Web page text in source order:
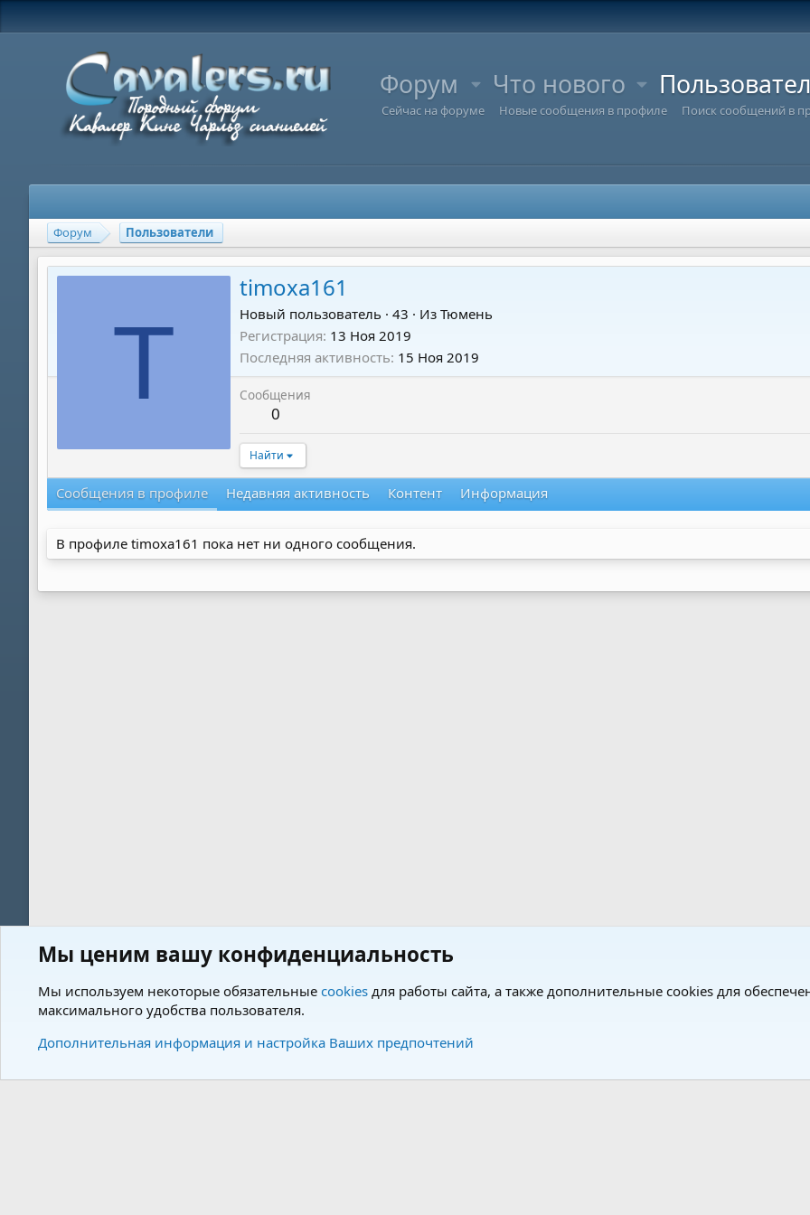
Форум Что нового
Сейчас на форуме Новые сообщения в профиле Поиск сообщений в
Форум Пользователи
T
timoxa161
Новый пользователь · 43 · Из Тюмень
Регистрация 13 Ноя 2019
Последняя активность 15 Ноя 2019
Сообщения
0
Найти
Сообщения в профиле Недавняя активность Контент Информация
В профиле timoxa161 пока нет ни одного сообщения.
Мы ценим вашу конфиденциальность
Мы используем некоторые обязательные cookies для работы сайта, а также дополнительные cookies для
максимального удобства пользователя.
Дополнительная информация и настройка Ваших предпочтений